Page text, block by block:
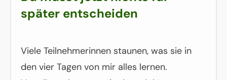
später entscheiden
Viele Teilnehmerinnen staunen, was sie in
den vier Tagen von mir alles lernen.